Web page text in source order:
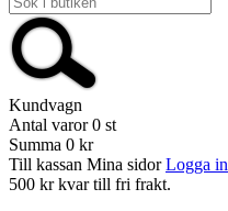
Kundvagn
Antal varor 0 st
Summa 0 kr
Till kassan Mina sidor Logga in
500 kr kvar till fri frakt.